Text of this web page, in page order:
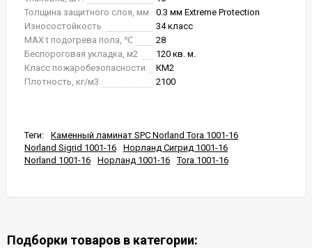
Толщина защитного слоя, мм
0.3 мм Extreme Protection
Износостойкость
34 класс
MAX t подогрева пола, ℃
28
Беспороговая укладка, м2
120 кв. м.
Класс пожаробезопасности
КМ2
Плотность, кг/м3
2100
Теги:
Каменный ламинат SPC Norland Tora 1001-16
Norland Sigrid 1001-16
Норланд Сигрид 1001-16
Norland 1001-16
Норланд 1001-16 Tora 1001-16
Подборки товаров в категории: